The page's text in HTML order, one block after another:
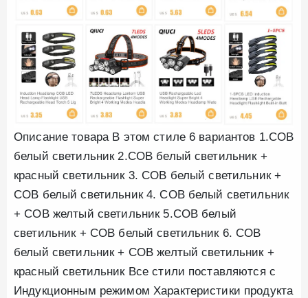
Описание товара В этом стиле 6 вариантов 1.COB
белый светильник 2.COB белый светильник +
красный светильник 3. COB белый светильник +
COB белый светильник 4. COB белый светильник
+ COB желтый светильник 5.COB белый
светильник + COB белый светильник 6. COB
белый светильник + COB желтый светильник +
красный светильник Все стили поставляются с
Индукционным режимом Характеристики продукта